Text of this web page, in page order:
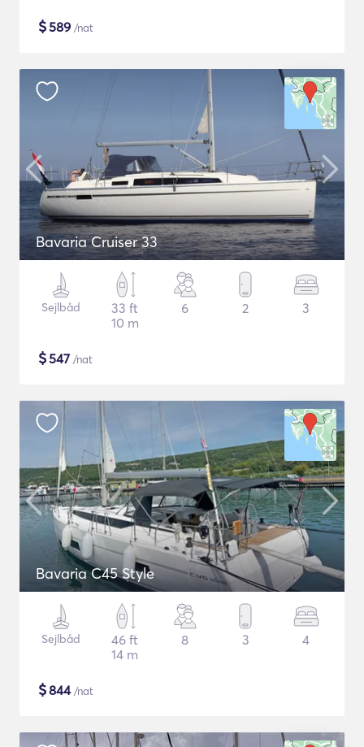
$589 /nat
Bavaria Cruiser 33
Sejlbåd
33 ft
10 m
6 2 3
$547 /nat
Bavaria C45 Style
Sejlbåd
46 ft
14 m
8 3 4
$844/nat